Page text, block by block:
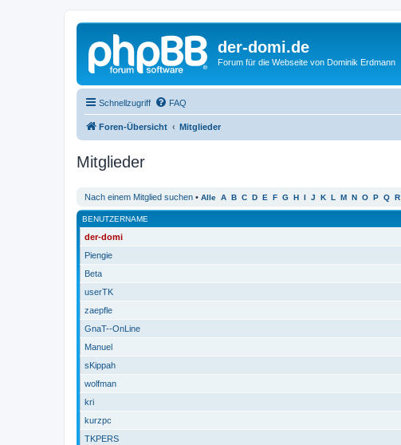
der-domi.de
Forum für die Webseite von Dominik Erdmann
Schnellzugriff FAQ
Foren-Übersicht Mitglieder
Mitglieder
Nach einem Mitglied suchen • Alle A B C D E F G H I J K L M N O P Q R
BENUTZERNAME
der-domi
Piengie
Beta
userTK
zaepfle
GnaT--OnLine
Manuel
sKippah
wolfman
kri
kurzpc
TKPERS